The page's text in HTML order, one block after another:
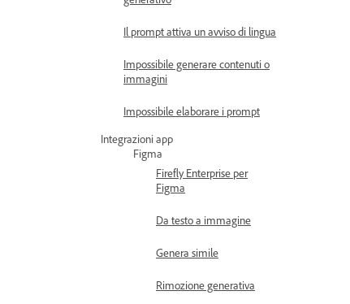
Il prompt attiva un avviso di lingua
Impossibile generare contenuti o
immagini
Impossibile elaborare i prompt
Integrazioni app
Figma
Firefly Enterprise per
Figma
Da testo a immagine
Genera simile
Rimozione generativa